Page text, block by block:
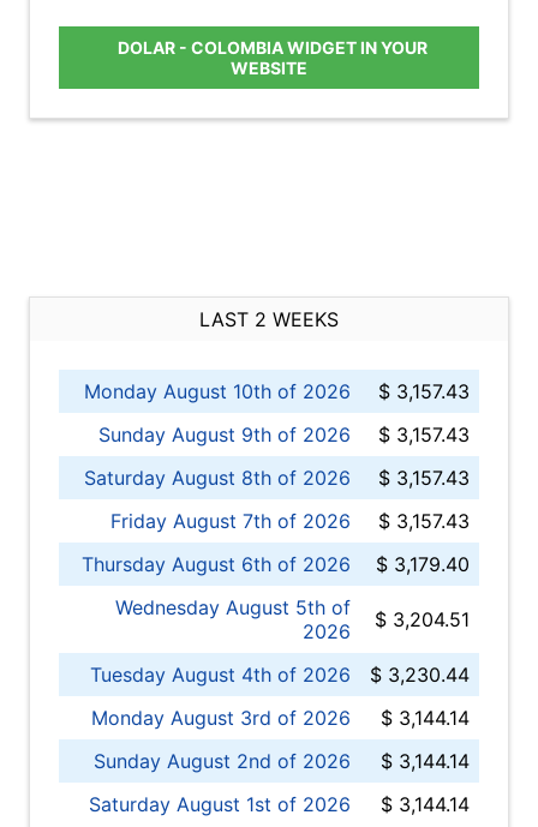
DOLAR - COLOMBIA WIDGET IN YOUR
WEBSITE
LAST 2 WEEKS
Monday August 10th of 2026
$ 3,157.43
Sunday August 9th of 2026
$ 3,157.43
Saturday August 8th of 2026
$ 3,157.43
Friday August 7th of 2026
$ 3,157.43
Thursday August 6th of 2026
$ 3,179.40
Wednesday August 5th of
2026
$ 3,204.51
Tuesday August 4th of 2026
$ 3,230.44
Monday August 3rd of 2026
$ 3,144.14
Sunday August 2nd of 2026
$ 3,144.14
Saturday August 1st of 2026
$ 3,144.14